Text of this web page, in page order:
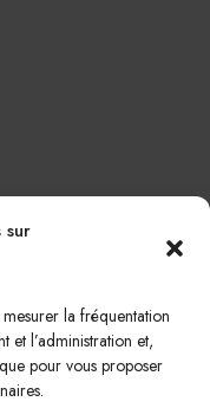
sur
la fréquentation
et l’administration et,
pour vous proposer